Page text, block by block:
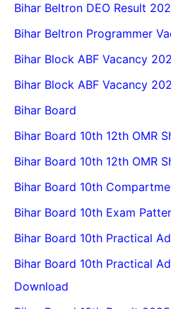
Bihar Beltron DEO Result
Bihar Beltron Programmer
Bihar Block ABF Vacancy
Bihar Block ABF Vacancy
Bihar Board
Bihar Board 10th 12th OMR
Bihar Board 10th 12th OMR
Bihar Board 10th
Bihar Board 10th Exam
Bihar Board 10th Practical
Bihar Board 10th Practical
Download